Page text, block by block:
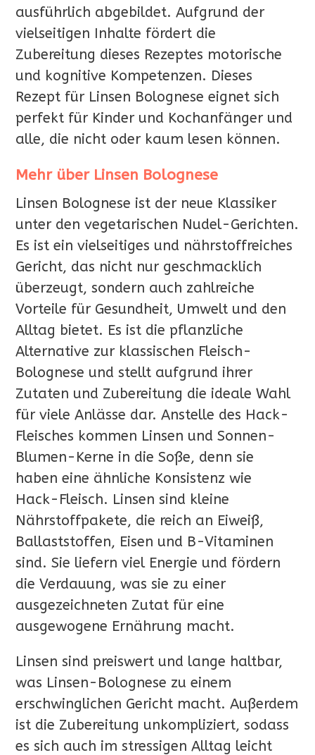
ausführlich abgebildet. Aufgrund der
vielseitigen Inhalte fördert die
Zubereitung dieses Rezeptes motorische
und kognitive Kompetenzen. Dieses
Rezept für Linsen Bolognese eignet sich
perfekt für Kinder und Kochanfänger und
alle, die nicht oder kaum lesen können.
Mehr über Linsen Bolognese
Linsen Bolognese ist der neue Klassiker
unter den vegetarischen Nudel-Gerichten.
Es ist ein vielseitiges und nährstoffreiches
Gericht, das nicht nur geschmacklich
überzeugt, sondern auch zahlreiche
Vorteile für Gesundheit, Umwelt und den
Alltag bietet. Es ist die pflanzliche
Alternative zur klassischen Fleisch-
Bolognese und stellt aufgrund ihrer
Zutaten und Zubereitung die ideale Wahl
für viele Anlässe dar. Anstelle des Hack-
Fleisches kommen Linsen und Sonnen-
Blumen-Kerne in die Soße, denn sie
haben eine ähnliche Konsistenz wie
Hack-Fleisch. Linsen sind kleine
Nährstoffpakete, die reich an Eiweiß,
Ballaststoffen, Eisen und B-Vitaminen
sind. Sie liefern viel Energie und fördern
die Verdauung, was sie zu einer
ausgezeichneten Zutat für eine
ausgewogene Ernährung macht.
Linsen sind preiswert und lange haltbar,
was Linsen-Bolognese zu einem
erschwinglichen Gericht macht. Außerdem
ist die Zubereitung unkompliziert, sodass
es sich auch im stressigen Alltag leicht